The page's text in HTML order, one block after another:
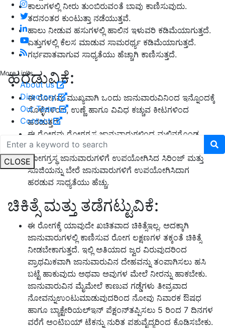
More Links
About us
Directory
Our Team
Contact
CLOSE
ಕಾಲುಗಳಲ್ಲಿ ನೀರು ತುಂಬಿರುವಂತೆ ಬಾವು ಕಾಣಿಸುವುದು.
ತದನಂತರ ಕುಂಟುತ್ತಾ ನಡೆಯುತ್ತವೆ.
ಹಾಲು ನೀಡುವ ಹಸುಗಳಲ್ಲಿ ಹಾಲಿನ ಇಳುವರಿ ಕಡಿಮೆಯಾಗುತ್ತದೆ.
ಎತ್ತುಗಳಲ್ಲಿ ಕೆಲಸ ಮಾಡುವ ಸಾಮರರ್ಥ್ಯ ಕಡಿಮೆಯಾಗುತ್ತದೆ.
ಗರ್ಭಪಾತವಾಗುವ ಸಾಧ್ಯತೆಯು ಹೆಚ್ಚಾಗಿ ಕಾಣಿಸುತ್ತದೆ.
ಹರಡುವಿಕೆ:
ಈ ರೋಗವು ಮುಖ್ಯವಾಗಿ ಒಂದು ಜಾನುವಾರುವಿನಿಂದ ಇನ್ನೊಂದಕ್ಕೆ
ಸೊಳ್ಳೆಗಳಿಂದ, ಉಣ್ಣೆ ಹಾಗೂ ವಿವಿಧ ಕಚ್ಚುವ ಕೀಟಗಳಿಂದ
ಹರಡುತ್ತದೆ.
ಈ ರೋಗವು ರೋಗಗ್ರಸ್ಥ ಜಾನುವಾರುಗಳಿಂದ ಮಲಿನಗೊಂಡ
ಆಹಾರ, ನೀರುಗಳಿಂದ ಹರಡುವ ಸಾಧ್ಯತೆಯಿದೆ.
ರೋಗಗ್ರಸ್ಥ ಜಾನುವಾರುಗಳಿಗೆ ಉಪಯೋಗಿಸಿದ ಸಿರಿಂಜ್ ಮತ್ತು
ಸೂಜಿಯನ್ನು ಬೇರೆ ಜಾನುವಾರುಗಳಿಗೆ ಉಪಯೋಗಿಸಿದಾಗ
ಹರಡುವ ಸಾಧ್ಯತೆಯು ಹೆಚ್ಚು.
ಚಿಕಿತ್ಸೆ ಮತ್ತು ತಡೆಗಟ್ಟುವಿಕೆ:
ಈ ರೋಗಕ್ಕೆ ಯಾವುದೇ ಖಚಿತವಾದ ಚಿಕಿತ್ಸೆಇಲ್ಲ. ಅದಕ್ಕಾಗಿ
ಜಾನುವಾರುಗಳಲ್ಲಿ ಕಾಣಿಸುವ ರೋಗ ಲಕ್ಷಣಗಳ ತಕ್ಕಂತೆ ಚಿಕಿತ್ಸೆ
ನೀಡಬೇಕಾಗುತ್ತದೆ. ಇಲ್ಲಿ ಅತಿಯಾದ ಜ್ವರ ವಿರುವುದರಿಂದ
ಪ್ರಾಥಮಿಕವಾಗಿ ಜಾನುವಾರುವಿನ ದೇಹವನ್ನು ತಂಪಾಗಿಸಲು ಹಸಿ
ಬಟ್ಟೆ ಹಾಕುವುದು ಅಥವಾ ಅವುಗಳ ಮೇಲೆ ನೀರನ್ನು ಹಾಕಬೇಕು.
ಜಾನುವಾರುವಿನ ಮೈಮೇಲೆ ಕಾಣುವ ಗಡ್ಡೆಗಳು ತೀವ್ರವಾದ
ನೋವನ್ನುಉಂಟುಮಾಡುವುದರಿಂದ ನೋವು ನಿವಾರಕ ಔಷಧ
ಹಾಗೂ ಬ್ಯಾಕ್ಟೇರಿಯಲ್‍ಇನ್ ಪೆಕ್ಷಂನ್‍ತಪ್ಪಿಸಲು 5 ರಿಂದ 7 ದಿನಗಳ
ವರೆಗೆ ಅಂಟಿಬಯ್ ಟೆಕನ್ನು ನುರಿತ ಪಶುವೈದ್ಯರಿಂದ ಕೊಡಿಸಬೇಕು.